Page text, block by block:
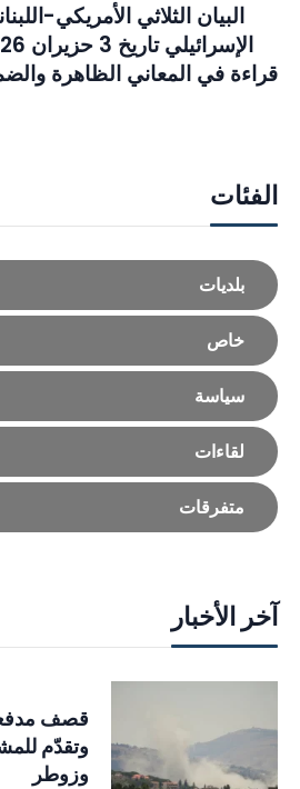
البيان الثلاثي الأمريكي-
قراءة في المعاني الظاهرة
الفئات
بلديات
خاص
سياسة
لقاءات
متفرقات
آخر الأخبار
قصف
وتقدّم
وزوطر